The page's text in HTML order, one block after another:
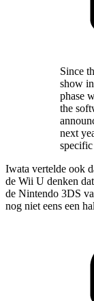
Since
show
phase
the
next
Iwata vertelde ook
de Wii U denken
de Nintendo 3DS
nog niet eens een